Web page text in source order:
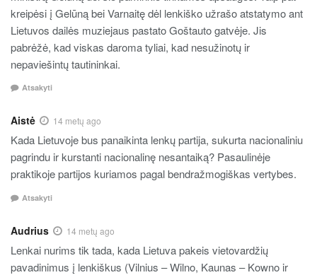
kreipėsi į Gelūną bei Varnaitę dėl lenkiško užrašo atstatymo ant
Lietuvos dailės muziejaus pastato Goštauto gatvėje. Jis
pabrėžė, kad viskas daroma tyliai, kad nesužinotų ir
nepaviešintų tautininkai.
Atsakyti
Aistė 14 metų ago
Kada Lietuvoje bus panaikinta lenkų partija, sukurta nacionaliniu
pagrindu ir kurstanti nacionalinę nesantaiką? Pasaulinėje
praktikoje partijos kuriamos pagal bendražmogiškas vertybes.
Atsakyti
Audrius 14 metų ago
Lenkai nurims tik tada, kada Lietuva pakeis vietovardžių
pavadinimus į lenkiškus (Vilnius – Wilno, Kaunas – Kowno ir